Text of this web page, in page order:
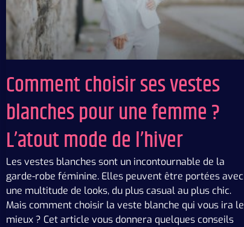
Comment choisir ses vestes
blanches pour une femme ?
L’atout mode de l’hiver
Les vestes blanches sont un incontournable de la
garde-robe féminine. Elles peuvent être portées avec
une multitude de looks, du plus casual au plus chic.
Mais comment choisir la veste blanche qui vous ira le
mieux ? Cet article vous donnera quelques conseils